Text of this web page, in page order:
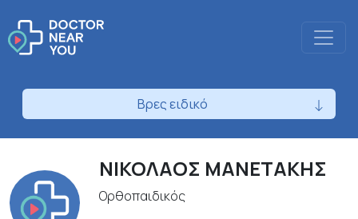
Βρες ειδικό
ΝΙΚΟΛΑΟΣ ΜΑΝΕΤΑΚΗΣ
Ορθοπαιδικός